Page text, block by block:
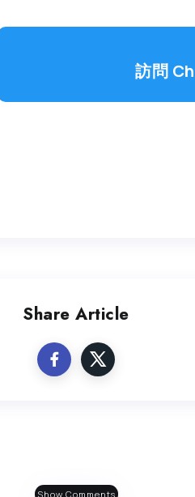
訪問
Share Article
Show Comments